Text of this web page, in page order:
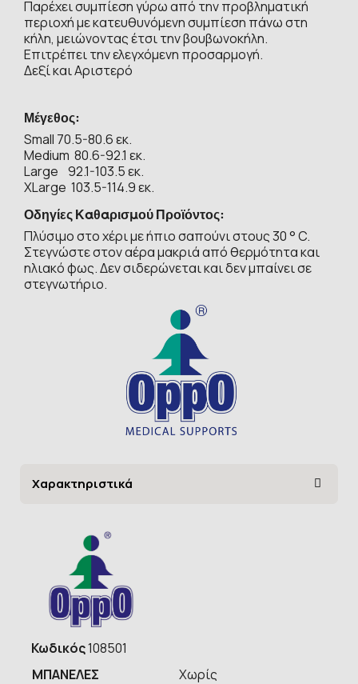
Παρέχει συμπίεση γύρω από την προβληματική
περιοχή με κατευθυνόμενη συμπίεση πάνω στη
κήλη, μειώνοντας έτσι την βουβωνοκήλη.
Επιτρέπει την ελεγχόμενη προσαρμογή.
Δεξί και Αριστερό
Μέγεθος:
Small 70.5-80.6 εκ.
Medium 80.6-92.1 εκ.
Large 92.1-103.5 εκ.
XLarge 103.5-114.9 εκ.
Οδηγίες Καθαρισμού Προϊόντος:
Πλύσιμο στο χέρι με ήπιο σαπούνι στους 30 ° C.
Στεγνώστε στον αέρα μακριά από θερμότητα και
ηλιακό φως.Δεν σιδερώνεται και δεν μπαίνει σε
στεγνωτήριο.
Χαρακτηριστικά
Κωδικός108501
ΜΠΑΝΕΛΕΣ
Χωρίς